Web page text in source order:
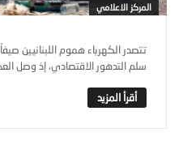
المركز الاعلامي
تتصدر الكهرباء هموم اللبنانيين
سلم التدهور الاقتصادي، إذ وصل العجز